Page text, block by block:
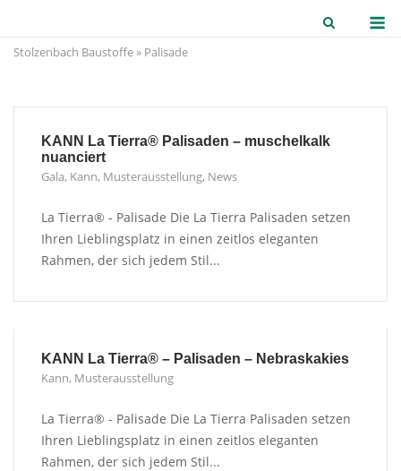
to
content
Stolzenbach Baustoffe » Palisade
KANN La Tierra® Palisaden – muschelkalk
nuanciert
Gala, Kann, Musterausstellung, News
La Tierra® - Palisade Die La Tierra Palisaden setzen
Ihren Lieblingsplatz in einen zeitlos eleganten
Rahmen, der sich jedem Stil...
KANN La Tierra® – Palisaden – Nebraskakies
Kann, Musterausstellung
La Tierra® - Palisade Die La Tierra Palisaden setzen
Ihren Lieblingsplatz in einen zeitlos eleganten
Rahmen, der sich jedem Stil...